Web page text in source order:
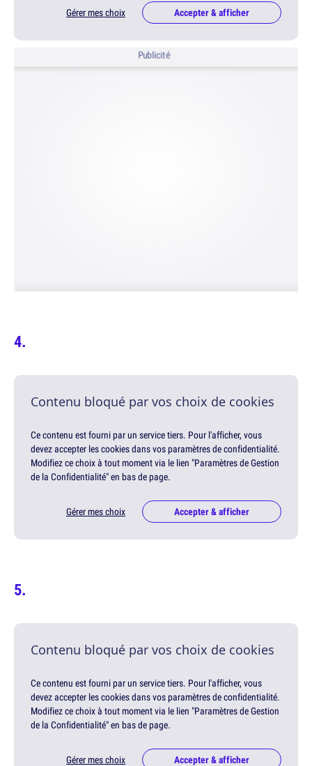
Gérer mes choix Accepter & afficher
Publicité
Contenu bloqué par vos choix de cookies
Ce contenu est fourni par un service tiers. Pour l'afficher, vous
devez accepter les cookies dans vos paramètres de confidentialité.
Modifiez ce choix à tout moment via le lien "Paramètres de Gestion
de la Confidentialité" en bas de page.
Gérer mes choix Accepter & afficher
Contenu bloqué par vos choix de cookies
Ce contenu est fourni par un service tiers. Pour l'afficher, vous
devez accepter les cookies dans vos paramètres de confidentialité.
Modifiez ce choix à tout moment via le lien "Paramètres de Gestion
de la Confidentialité" en bas de page.
Gérer mes choix Accepter & afficher